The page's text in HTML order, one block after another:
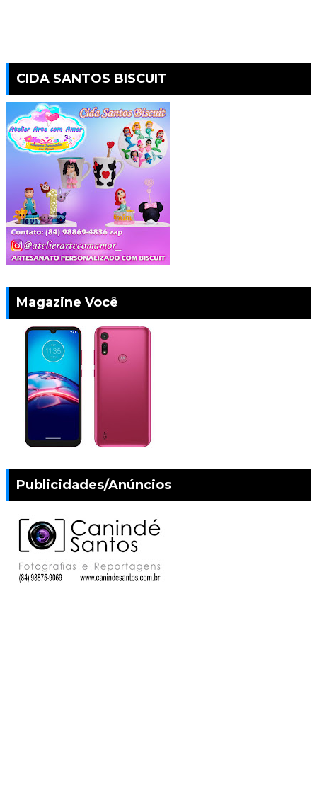
CIDA SANTOS BISCUIT
Magazine Você
Publicidades/Anúncios